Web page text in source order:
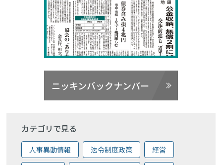
ニッキンバックナンバー
カテゴリで見る
人事異動情報 法令制度政策 経営